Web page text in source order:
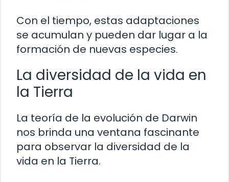
Con el tiempo, estas adaptaciones
se acumulan y pueden dar lugar a la
formación de nuevas especies.
La diversidad de la vida en
la Tierra
La teoría de la evolución de Darwin
nos brinda una ventana fascinante
para observar la diversidad de la
vida en la Tierra.